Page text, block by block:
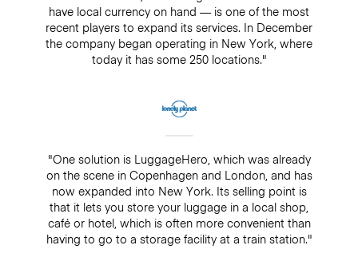
have local currency on hand — is one of the most
recent players to expand its services. In December
the company began operating in New York, where
today it has some 250 locations."
"One solution is LuggageHero, which was already
on the scene in Copenhagen and London, and has
now expanded into New York. Its selling point is
that it lets you store your luggage in a local shop,
café or hotel, which is often more convenient than
having to go to a storage facility at a train station."